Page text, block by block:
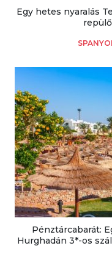
Egy hetes nyaralás
Pénztárcabarát:
Hurghadán 3*-os